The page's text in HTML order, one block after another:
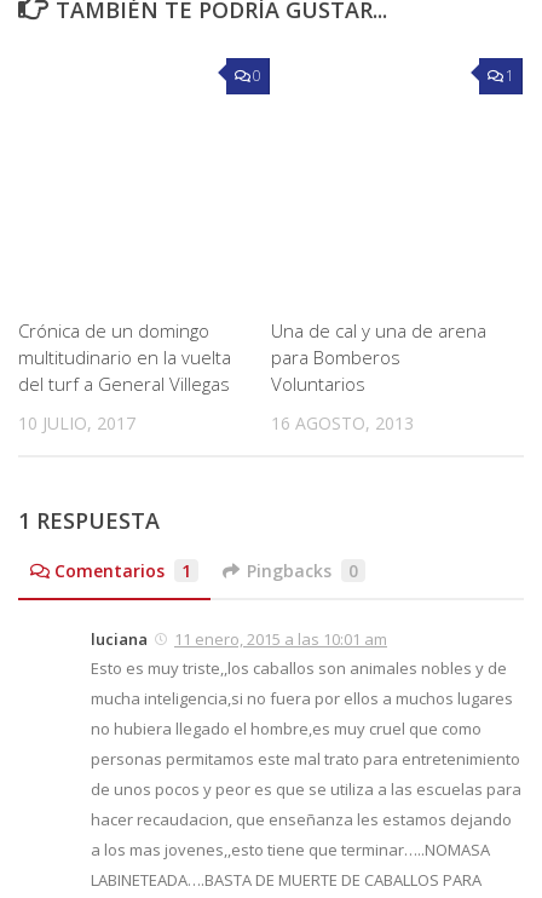
TAMBIÉN TE PODRÍA GUSTAR...
0
Crónica de un domingo
multitudinario en la vuelta
del turf a General Villegas
10 JULIO, 2017
1
Una de cal y una de arena
para Bomberos
Voluntarios
16 AGOSTO, 2013
1 RESPUESTA
Comentarios 1 Pingbacks 0
luciana
11 enero, 2015 a las 10:01 am
Esto es muy triste,,los caballos son animales nobles y de
mucha inteligencia,si no fuera por ellos a muchos lugares
no hubiera llegado el hombre,es muy cruel que como
personas permitamos este mal trato para entretenimiento
de unos pocos y peor es que se utiliza a las escuelas para
hacer recaudacion, que enseñanza les estamos dejando
a los mas jovenes,,esto tiene que terminar…..NOMASA
LABINETEADA….BASTA DE MUERTE DE CABALLOS PARA